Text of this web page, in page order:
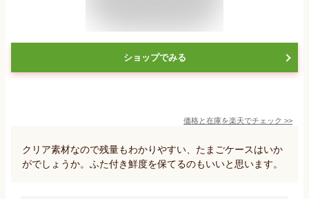
ショップでみる
価格と在庫を楽天でチェック >>
クリア素材なので残量もわかりやすい、たまごケースはいか
がでしょうか。ふた付き鮮度を保てるのもいいと思います。